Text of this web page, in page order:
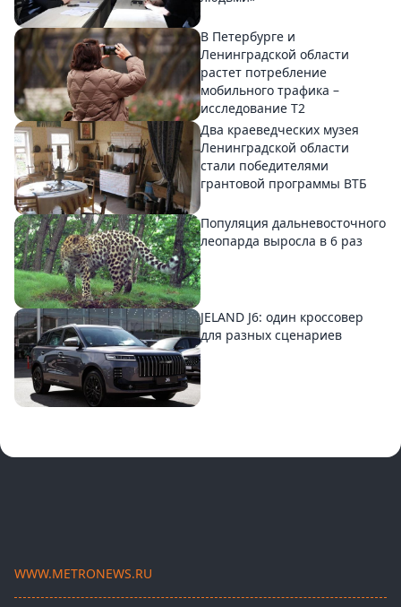
В Петербурге и
Ленинградской области
растет потребление
мобильного трафика –
исследование T2
Два краеведческих музея
Ленинградской области
стали победителями
грантовой программы ВТБ
Популяция дальневосточного
леопарда выросла в 6 раз
JELAND J6: один кроссовер
для разных сценариев
WWW.METRONEWS.RU